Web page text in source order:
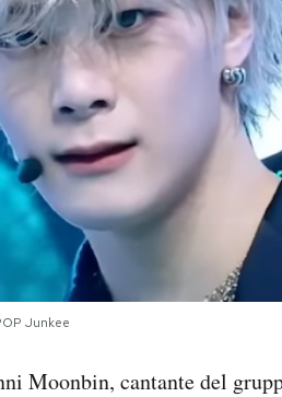
Junkee
Moonbin, cantante del